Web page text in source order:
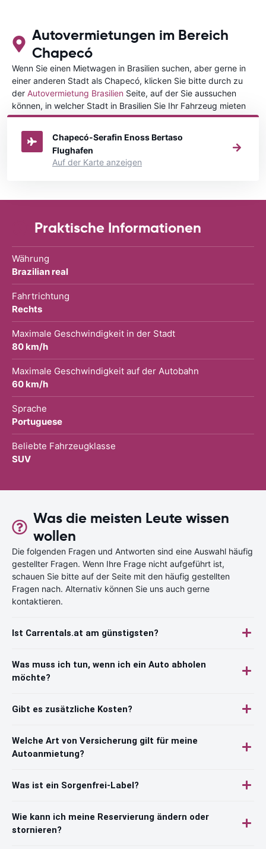
Autovermietungen im Bereich
Chapecó
Wenn Sie einen Mietwagen in Brasilien suchen, aber gerne in
einer anderen Stadt als Chapecó, klicken Sie bitte durch zu
der Autovermietung Brasilien Seite, auf der Sie aussuchen
können, in welcher Stadt in Brasilien Sie Ihr Fahrzeug mieten
wollen.
Chapecó-Serafin Enoss Bertaso
Flughafen
Auf der Karte anzeigen
Praktische Informationen
Währung
Brazilian real
Fahrtrichtung
Rechts
Maximale Geschwindigkeit in der Stadt
80 km/h
Maximale Geschwindigkeit auf der Autobahn
60 km/h
Sprache
Portuguese
Beliebte Fahrzeugklasse
SUV
Was die meisten Leute wissen
wollen
Die folgenden Fragen und Antworten sind eine Auswahl häufig
gestellter Fragen. Wenn Ihre Frage nicht aufgeführt ist,
schauen Sie bitte auf der Seite mit den häufig gestellten
Fragen nach. Alternativ können Sie uns auch gerne
kontaktieren.
Ist Carrentals.at am günstigsten?
Was muss ich tun, wenn ich ein Auto abholen
möchte?
Gibt es zusätzliche Kosten?
Welche Art von Versicherung gilt für meine
Autoanmietung?
Was ist ein Sorgenfrei-Label?
Wie kann ich meine Reservierung ändern oder
stornieren?